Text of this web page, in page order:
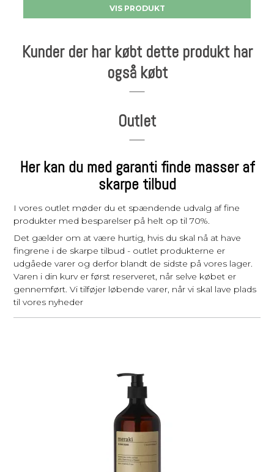
VIS PRODUKT
Kunder der har købt dette produkt har
også købt
Outlet
Her kan du med garanti finde masser af
skarpe tilbud
I vores outlet møder du et spændende udvalg af fine
produkter med besparelser på helt op til 70%.
Det gælder om at være hurtig, hvis du skal nå at have
fingrene i de skarpe tilbud - outlet produkterne er
udgåede varer og derfor blandt de sidste på vores lager.
Varen i din kurv er først reserveret, når selve købet er
gennemført. Vi tilføjer løbende varer, når vi skal lave plads
til vores nyheder